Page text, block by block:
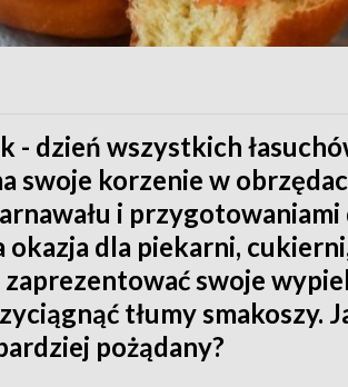
- dzień wszystkich
swoje korzenie w
i
okazja dla piekarni,
swoje
tłumy smakoszy.
pożądany?